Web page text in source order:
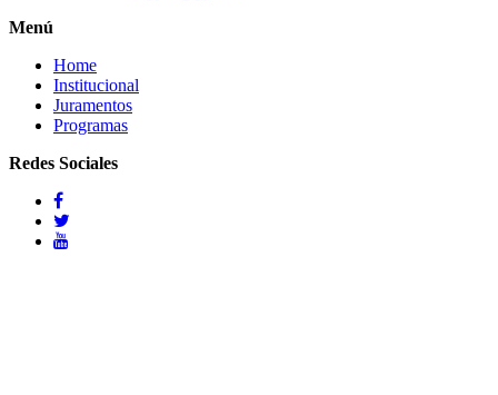
Menú
Home
Institucional
Juramentos
Programas
Redes Sociales